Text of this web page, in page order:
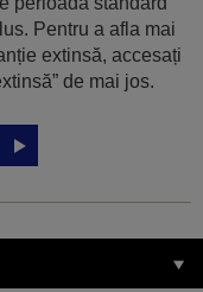
Pentru a afla mai
extinsă, accesați
de mai jos.